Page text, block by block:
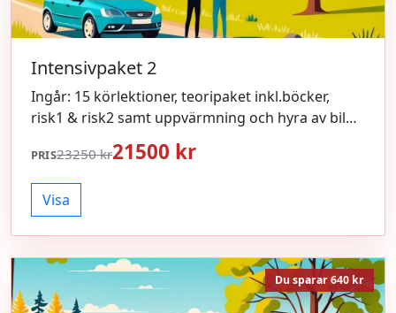
Intensivpaket 2
Ingår: 15 körlektioner, teoripaket inkl.böcker,
risk1 & risk2 samt uppvärmning och hyra av bil
PRIS23250 kr21500 kr
Visa
Du sparar 640 kr